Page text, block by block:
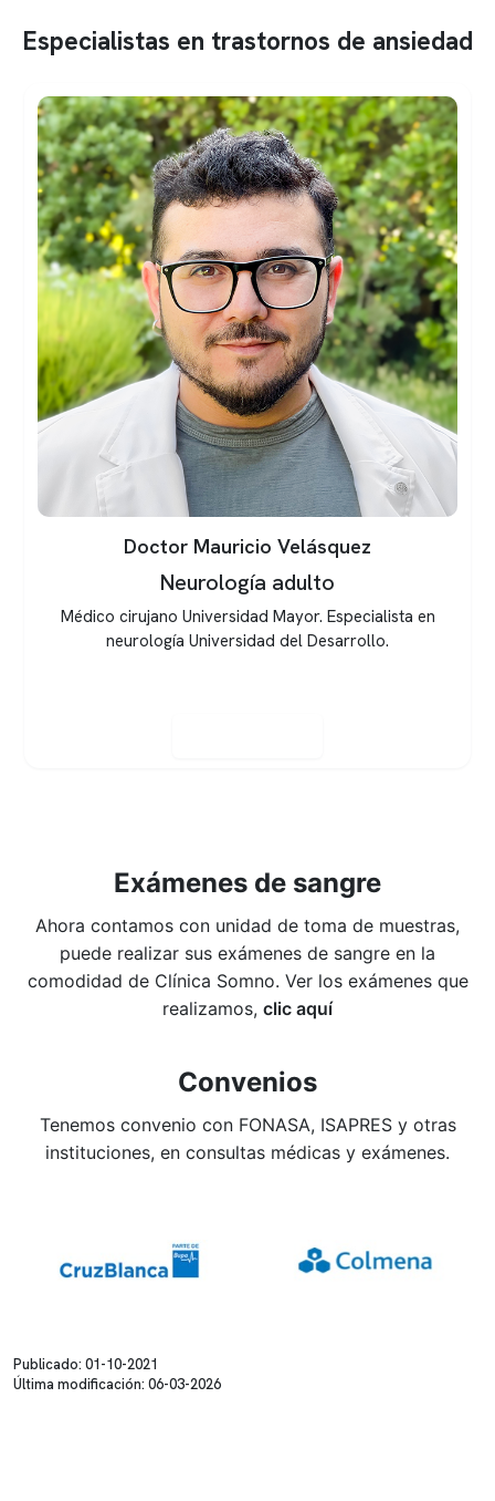
Especialistas en trastornos de ansiedad
Doctor Mauricio Velásquez
Neurología adulto
Médico cirujano Universidad Mayor. Especialista en
neurología Universidad del Desarrollo.
Exámenes de sangre
Ahora contamos con unidad de toma de muestras,
puede realizar sus exámenes de sangre en la
comodidad de Clínica Somno. Ver los exámenes que
realizamos, clic aquí
Convenios
Tenemos convenio con FONASA, ISAPRES y otras
instituciones, en consultas médicas y exámenes.
Publicado: 01-10-2021
Última modificación: 06-03-2026